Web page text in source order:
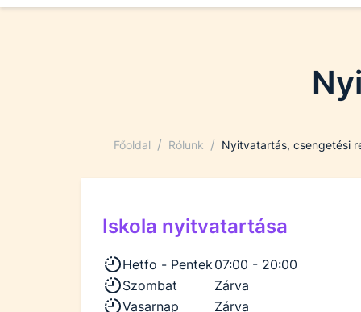
Főoldal / Rólunk / Nyitvatartás, csengetési
Iskola nyitvatartása
Hetfo - Pentek 07:00 - 20:00
Szombat
Zárva
Vasarnap
Zárva